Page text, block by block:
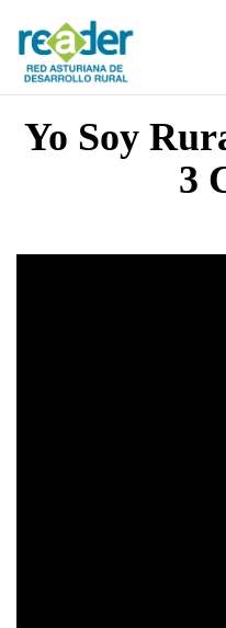
contenido
principal
Yo Soy
3